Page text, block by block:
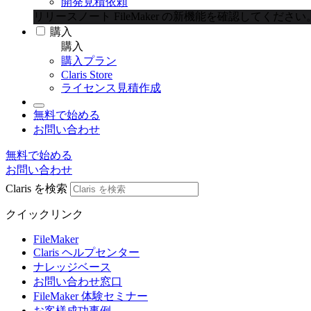
リリースノート
FileMaker の新機能を確認してください。
購入
購入
購入プラン
Claris Store
ライセンス見積作成
無料で始める
お問い合わせ
無料で始める
お問い合わせ
Claris を検索
クイックリンク
FileMaker
Claris ヘルプセンター
ナレッジベース
お問い合わせ窓口
FileMaker 体験セミナー